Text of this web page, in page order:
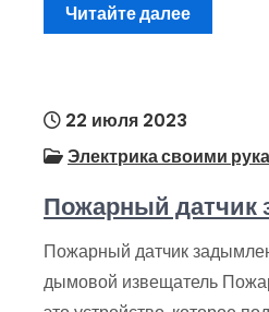
Читайте далее
22 июля 2023
Электрика своими
Пожарный датчик
Пожарный датчик
дымовой извещатель